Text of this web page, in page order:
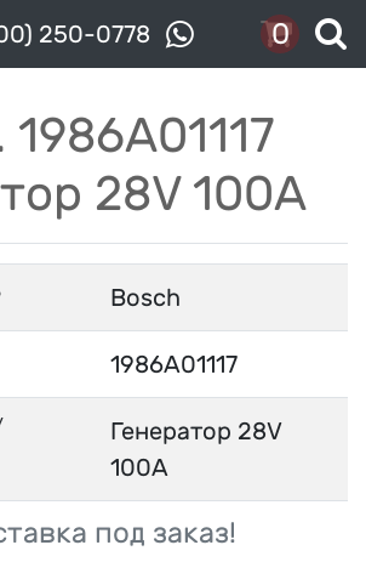
250-0778 0
28V 100A
Bosch
1986A01117
Генератор 28V
100A
под заказ!